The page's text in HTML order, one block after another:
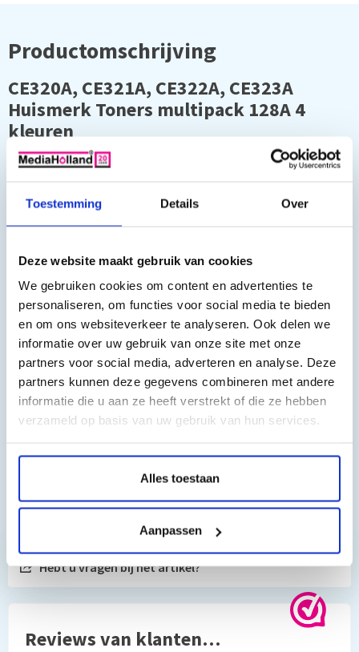
Toestemming Details Over
Deze website maakt gebruik van cookies
We gebruiken cookies om content en advertenties te
personaliseren, om functies voor social media te bieden
en om ons websiteverkeer te analyseren. Ook delen we
informatie over uw gebruik van onze site met onze
partners voor social media, adverteren en analyse. Deze
partners kunnen deze gegevens combineren met andere
informatie die u aan ze heeft verstrekt of die ze hebben
verzameld op basis van uw gebruik van hun services.
Alles toestaan
Aanpassen
Productomschrijving
CE320A, CE321A, CE322A, CE323A
Huismerk Toners multipack 128A 4
kleuren
Capaciteit: Zwart 2250 pagina's en Kleur 1500 pagina's
Deze toner cartridges zijn geschikt voor o.a. de volgende
Color LaserJet CM1415 FN
Color LaserJet CM1415 FN MFP
Color LaserJet CM1415 FNW MFP
Color LaserJet Pro CM1410
Color LaserJet Pro CM1415 FN
Color LaserJet Pro CM1415 FNW
Color LaserJet Pro CM1415
Color LaserJet Pro CP1520
Color LaserJet Pro CP1525
Color LaserJet Pro CP1525 N
Color LaserJet Pro CP1525 NW
Toch nog een vraag?
Hebt u vragen bij het artikel?
Reviews van klanten…